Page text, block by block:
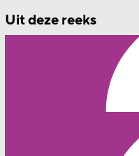
Uit deze reeks